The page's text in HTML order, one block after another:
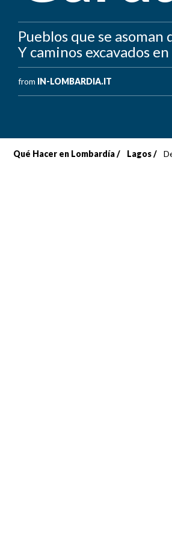
Pueblos que se
Y caminos excavados
from IN-LOMBARDIA.IT
Sobrescribir
Qué Hacer en Lombardía Lagos